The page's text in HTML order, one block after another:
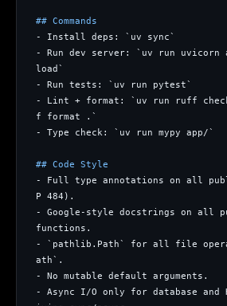
## Commands
- Install deps: `uv sync`
- Run dev server: `uv run uvicorn
load`
- Run tests: `uv run pytest`
- Lint + format: `uv run ruff
f format .`
- Type check: `uv run mypy app/`
## Code Style
- Full type annotations on all
P 484).
- Google-style docstrings on all
functions.
- `pathlib.Path` for all file
ath`.
- No mutable default arguments.
- Async I/O only for database and